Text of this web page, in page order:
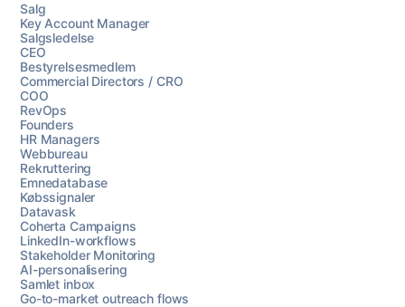
Salg
Key Account Manager
Salgsledelse
CEO
Bestyrelsesmedlem
Commercial Directors / CRO
COO
RevOps
Founders
HR Managers
Webbureau
Rekruttering
Emnedatabase
Købssignaler
Datavask
Coherta Campaigns
LinkedIn-workflows
Stakeholder Monitoring
AI-personalisering
Samlet inbox
Go-to-market outreach flows